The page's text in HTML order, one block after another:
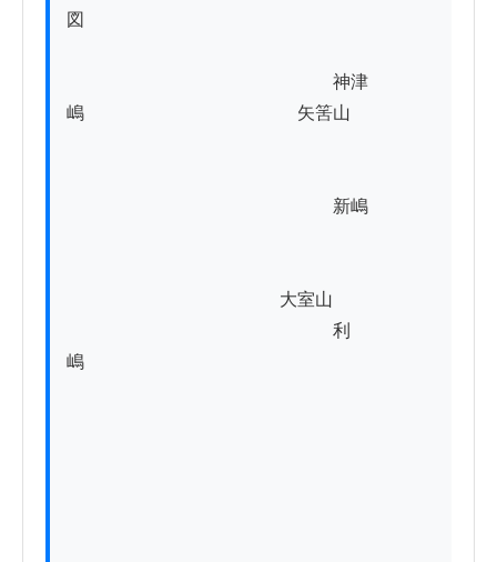
図
神津
嶋　　　　　　　　　　　　矢筈山
新嶋
大室山
利
嶋